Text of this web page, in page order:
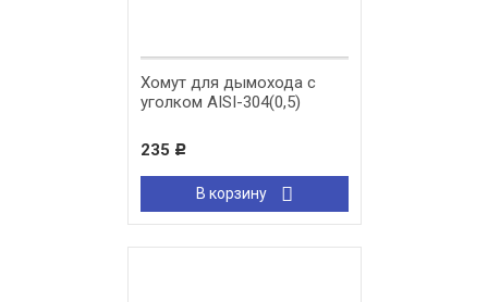
Хомут для дымохода с
уголком AISI-304(0,5)
235 Р
В корзину